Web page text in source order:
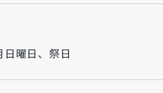
曜日、祭日